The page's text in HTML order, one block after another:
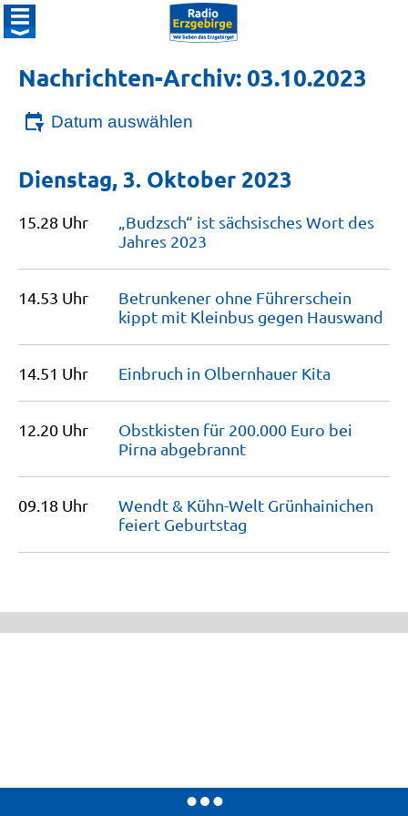
Nachrichten-Archiv: 03.10.2023
Datum auswählen
Dienstag, 3. Oktober 2023
15.28 Uhr
„Budzsch“ ist sächsisches Wort des
Jahres 2023
14.53 Uhr
Betrunkener ohne Führerschein
kippt mit Kleinbus gegen Hauswand
14.51 Uhr Einbruch in Olbernhauer Kita
12.20 Uhr
Obstkisten für 200.000 Euro bei
Pirna abgebrannt
09.18 Uhr
Wendt & Kühn-Welt Grünhainichen
feiert Geburtstag